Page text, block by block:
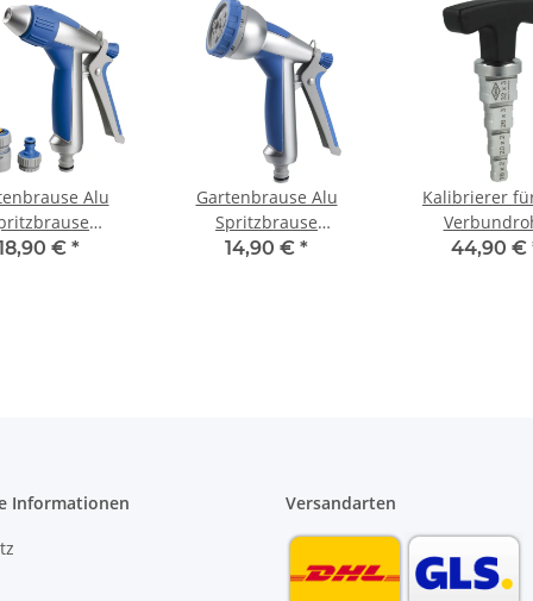
Alu
stufenlos
€ *
Gartenbrause Alu
Spritzbrause
Sprühpistole 8 fach
14,90 € *
Kalibrierer
44,90 €
Informationen Versandarten